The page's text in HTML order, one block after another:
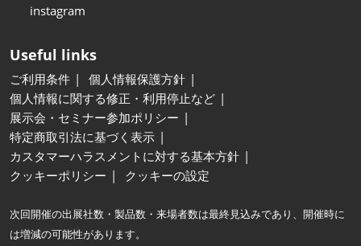
instagram
Useful links
ご利用条件
個人情報保護方針
個人情報に関する修正・利用停止など
展示会・セミナー参加ポリシー
特定商取引法に基づく表示
カスタマーハラスメントに対する基本方針
クッキーポリシー
クッキーの設定
次回開催の出展社数・製品数・来場者数は最終見込みであり、開催時に
は増減の可能性があります。